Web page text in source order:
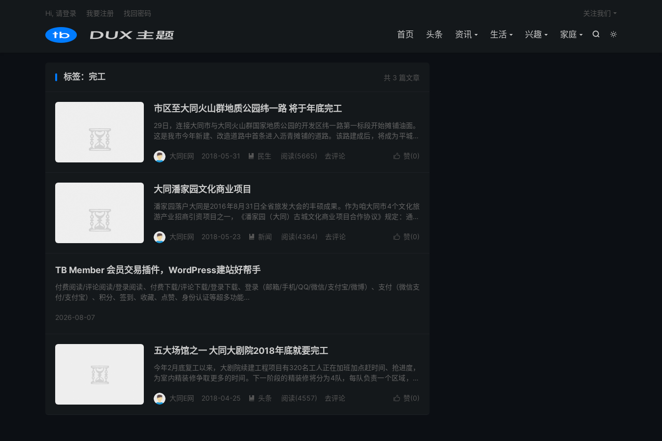


首页 头条 资讯 生活 兴趣 家庭
关注我们
Hi, 请登录 我要注册 找回密码
共 3 篇文章
标签：完工
市区至大同火山群地质公园纬一路 将于年底完工
29日，连接大同市与大同火山群国家地质公园的开发区纬一路第一标段开始摊铺油面。
这是我市今年新建、改造道路中首条进入沥青摊铺的道路。该路建成后，将成为平城区
群国家地...
 赞(0)
大同E网 2018-05-31  民生 阅读(5665) 去评论
大同潘家园文化商业项目
潘家园落户大同是2016年8月31日全省旅发大会的丰硕成果。作为咱大同市4个文化旅
游产业招商引资项目之一，《潘家园（大同）古城文化商业项目合作协议》规定：通过
隅，...
 赞(0)
大同E网 2018-05-23  新闻 阅读(4364) 去评论
TB Member 会员交易插件，WordPress建站好帮手
付费阅读/评论阅读/登录阅读、付费下载/评论下载/登录下载、登录（邮箱/手机/QQ/微信/支付宝/微博）、支付（微信支
付/支付宝）、积分、签到、收藏、点赞、身份认证等超多功能...
2026-08-07
五大场馆之一 大同大剧院2018年底就要完工
今年2月底复工以来，大剧院续建工程项目有320名工人正在加班加点赶时间、抢进度，
为室内精装修争取更多的时间。下一阶段的精装修将分为4队，每队负责一个区域，机
大同大...
 赞(0)
大同E网 2018-04-25  头条 阅读(4557) 去评论